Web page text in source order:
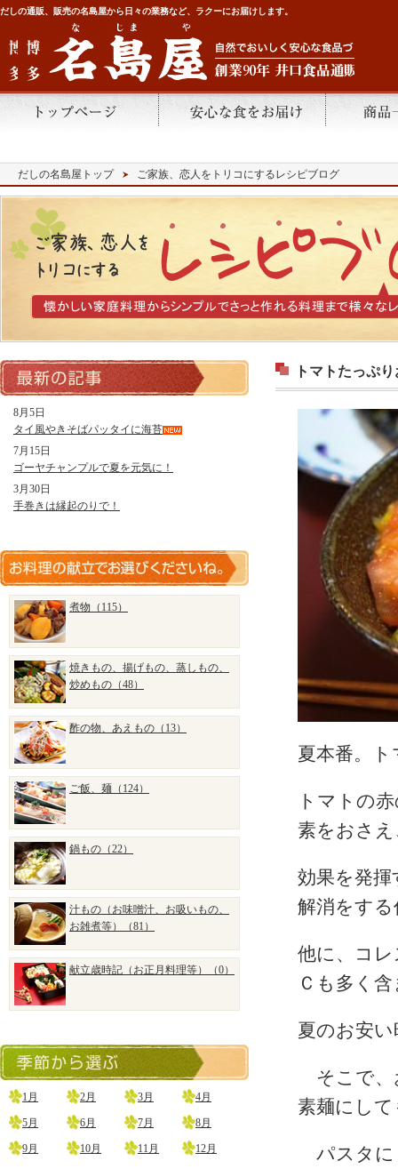
だしの通販、販売の名島屋から日々の業務など、ラクーにお届けします。
だしの名島屋トップ ご家族、恋人をトリコにするレシピブログ
トマトたっぷ
夏本番。
トマトの
素をおさ
効果を発
解消をす
他に、コ
Ｃも多く
夏のお安
そこで、
素麺にし
パスタに
8月5日
タイ風やきそばパッタイに海苔
7月15日
ゴーヤチャンプルで夏を元気に！
3月30日
手巻きは縁起のりで！
煮物（115）
焼きもの、揚げもの、蒸しもの、
炒めもの（48）
酢の物、あえもの（13）
ご飯、麺（124）
鍋もの（22）
汁もの（お味噌汁、お吸いもの、
お雑煮等）（81）
献立歳時記（お正月料理等）（0）
1月 2月 3月 4月
5月 6月 7月 8月
9月 10月 11月 12月